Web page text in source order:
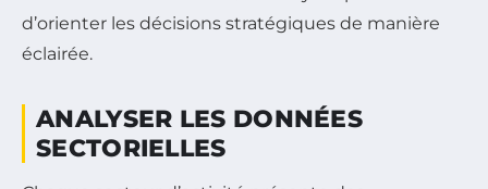
d’orienter les décisions stratégiques de manière
éclairée.
ANALYSER LES DONNÉES
SECTORIELLES